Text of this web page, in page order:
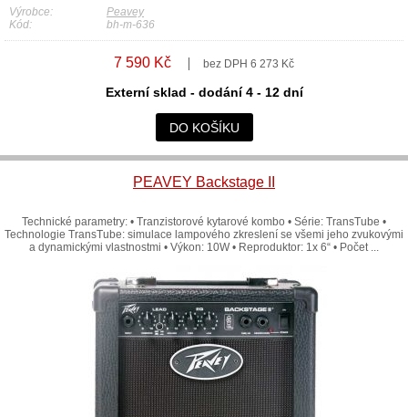
Výrobce:
Peavey
Kód:
bh-m-636
7 590 Kč bez DPH 6 273 Kč
Externí sklad - dodání 4 - 12 dní
DO KOŠÍKU
PEAVEY Backstage II
Technické parametry: • Tranzistorové kytarové kombo • Série: TransTube •
Technologie TransTube: simulace lampového zkreslení se všemi jeho zvukovými
a dynamickými vlastnostmi • Výkon: 10W • Reproduktor: 1x 6“ • Počet ...